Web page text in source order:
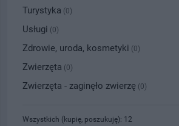
Turystyka (0)
Usługi (0)
Zdrowie, uroda, kosmetyki (0)
Zwierzęta (0)
Zwierzęta - zaginęło zwierzę (0)
Wszystkich (kupię, poszukuję): 12